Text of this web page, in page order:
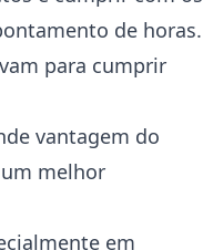
de horas.
para cumprir
vantagem do
melhor
em